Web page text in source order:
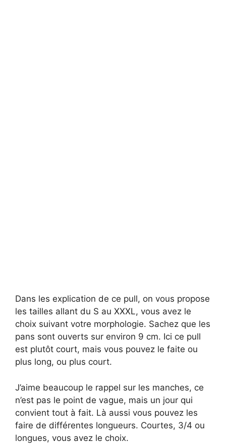
Dans les explication de ce pull, on vous propose
les tailles allant du S au XXXL, vous avez le
choix suivant votre morphologie. Sachez que les
pans sont ouverts sur environ 9 cm. Ici ce pull
est plutôt court, mais vous pouvez le faite ou
plus long, ou plus court.
J’aime beaucoup le rappel sur les manches, ce
n’est pas le point de vague, mais un jour qui
convient tout à fait. Là aussi vous pouvez les
faire de différentes longueurs. Courtes, 3/4 ou
longues, vous avez le choix.